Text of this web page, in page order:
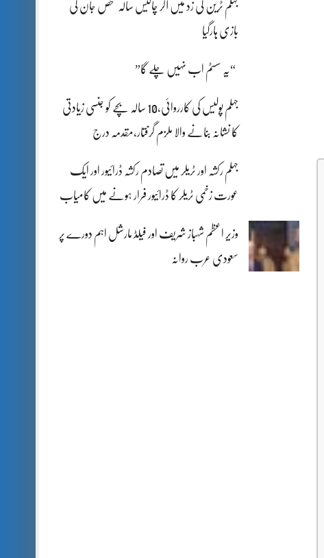
جہلم ٹرین کی زد میں آکر چالیس سالہ شخص جان کی
بازی ہارگیا
“یہ سسٹم اب نہیں چلے گا”
جہلم پولیس کی کارروائی،10 سالہ بچے کو جنسی زیادتی
کا نشانہ بنانے والا ملزم گرفتار،مقدمہ درج
جہلم رکشہ اور ٹریلر میں تصادم رکشہ ڈرائیور اور ایک
عورت زخمی ٹریلر کا ڈرائیور فرار ہونے میں کامیاب
وزیر اعظم شہباز شریف اور فیلڈ مارشل اہم دورے پر
سعودی عرب روانہ